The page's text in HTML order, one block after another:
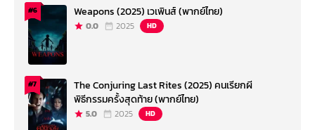
#6 Weapons (2025) เวเพินส์ (พากย์ไทย)
0.0 2025 HD
#7
The Conjuring Last Rites (2025) คนเรียกผี
พิธีกรรมครั้งสุดท้าย (พากย์ไทย)
5.0 2025 HD